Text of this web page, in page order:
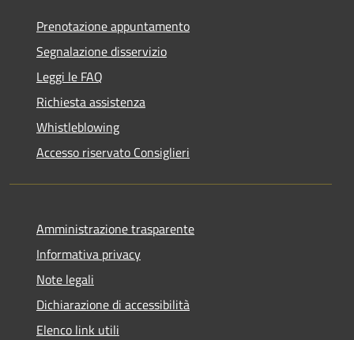
Prenotazione appuntamento
Segnalazione disservizio
Leggi le FAQ
Richiesta assistenza
Whistleblowing
Accesso riservato Consiglieri
Amministrazione trasparente
Informativa privacy
Note legali
Dichiarazione di accessibilità
Elenco link utili